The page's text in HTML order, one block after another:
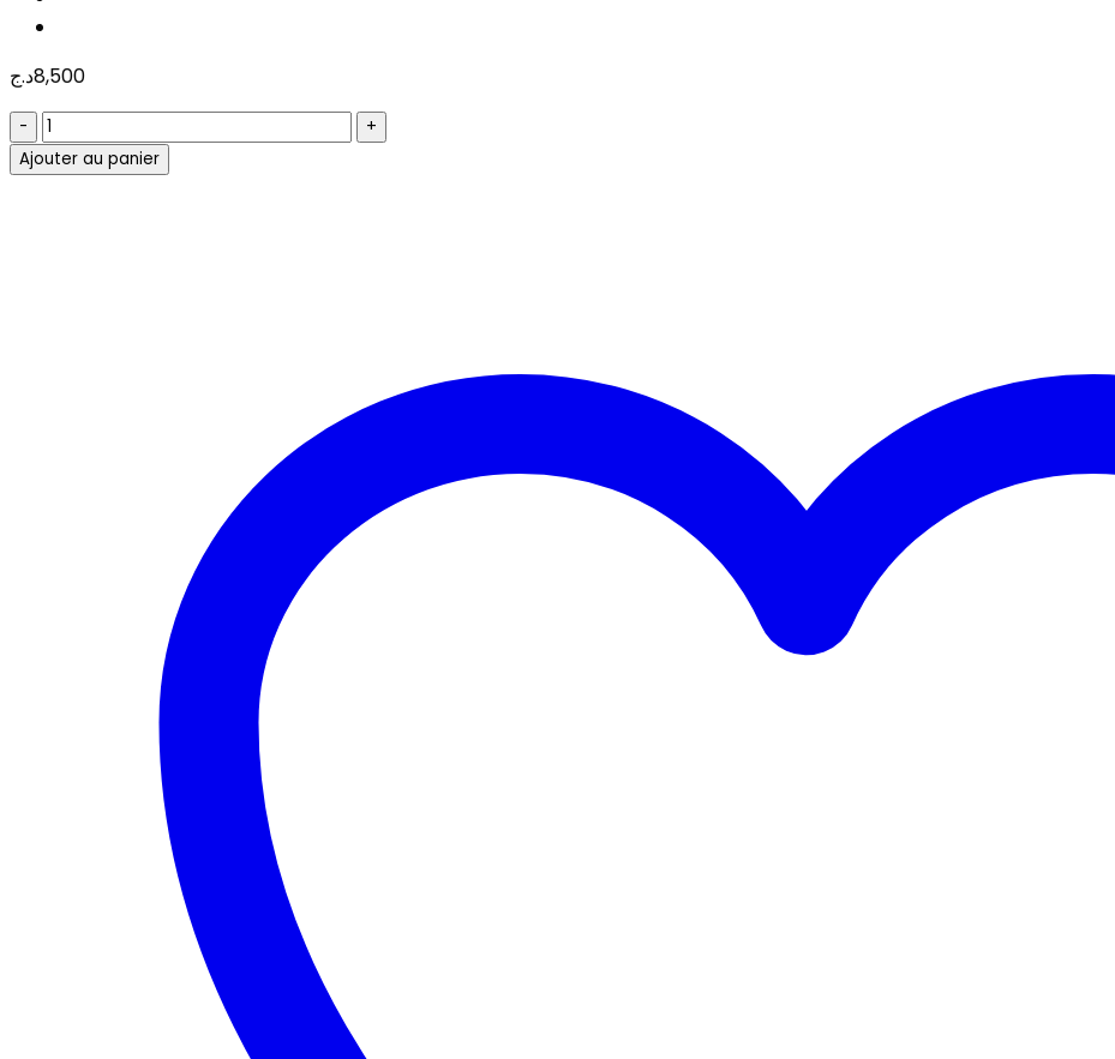
8,500د.ج
quantité
de
SWITCH
Ajouter au panier